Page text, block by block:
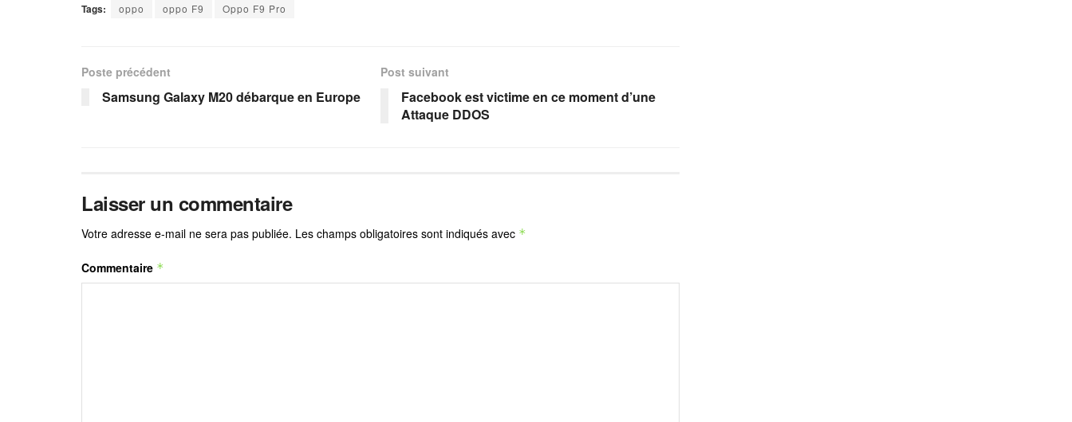
Tags: oppo oppo F9 Oppo F9 Pro
Poste précédent
Samsung Galaxy M20 débarque en Europe
Post suivant
Facebook est victime en ce moment d’une
Attaque DDOS
Laisser un commentaire
Votre adresse e-mail ne sera pas publiée. Les champs obligatoires sont indiqués avec *
Commentaire *